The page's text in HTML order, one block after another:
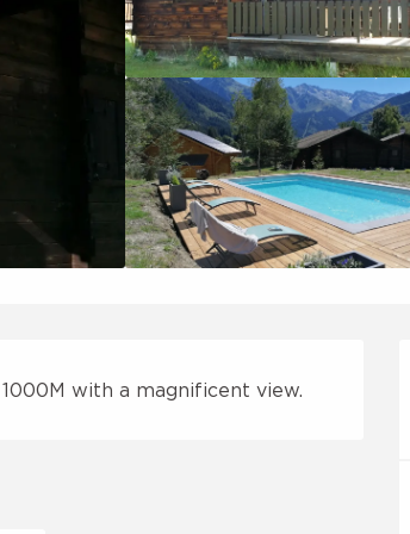
with a magnificent view.